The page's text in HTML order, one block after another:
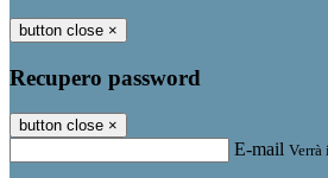
button close ×
Recupero password
button close ×
E-mail